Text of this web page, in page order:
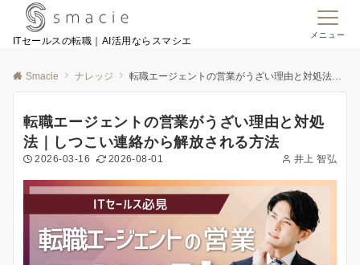
ITセールスの転職｜AI活用ならスマシエ
メニュー
Smacie ナレッジ 転職エージェントの営業がうざい理由と対処法｜しつこい連絡から解放される方法
転職エージェントの営業がうざい理由と対処
法｜しつこい連絡から解放される方法
2026-03-16 2026-08-01 井上 智弘